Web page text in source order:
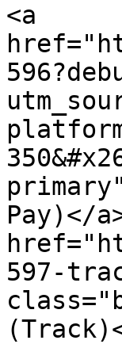
<a
Pay)</
597-